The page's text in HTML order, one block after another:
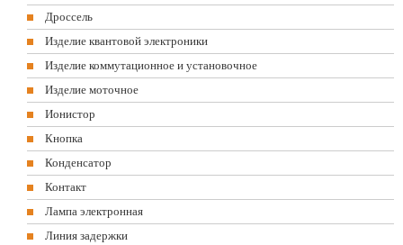
Дроссель
Изделие квантовой электроники
Изделие коммутационное и установочное
Изделие моточное
Ионистор
Кнопка
Конденсатор
Контакт
Лампа электронная
Линия задержки